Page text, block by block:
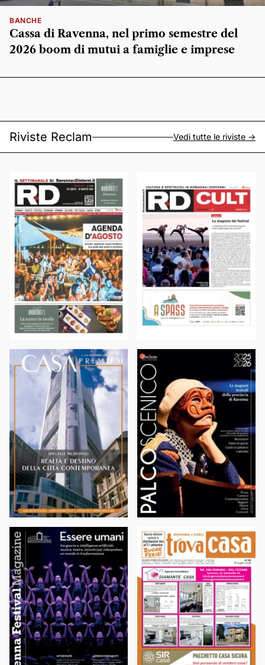
BANCHE
Cassa di Ravenna, nel primo semestre del
2026 boom di mutui a famiglie e imprese
Riviste Reclam Vedi tutte le riviste ->